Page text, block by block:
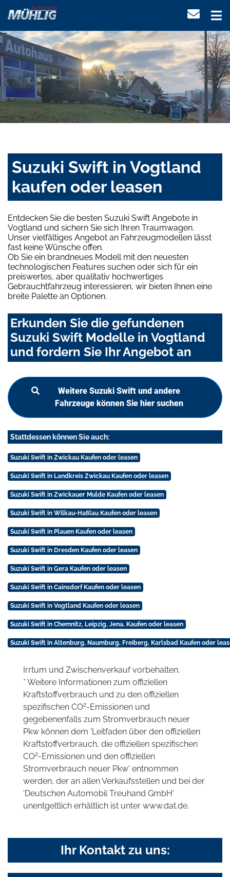
Suzuki Swift in Vogtland
kaufen oder leasen
Entdecken Sie die besten Suzuki Swift Angebote in
Vogtland und sichern Sie sich Ihren Traumwagen.
Unser vielfältiges Angebot an Fahrzeugmodellen lässt
fast keine Wünsche offen.
Ob Sie ein brandneues Modell mit den neuesten
technologischen Features suchen oder sich für ein
preiswertes, aber qualitativ hochwertiges
Gebrauchtfahrzeug interessieren, wir bieten Ihnen eine
breite Palette an Optionen.
Erkunden Sie die gefundenen
Suzuki Swift Modelle in Vogtland
und fordern Sie Ihr Angebot an
Weitere Suzuki Swift und andere
Fahrzeuge können Sie hier suchen
Stattdessen können Sie auch:
Suzuki Swift in Zwickau Kaufen oder leasen
Suzuki Swift in Landkreis Zwickau Kaufen oder leasen
Suzuki Swift in Zwickauer Mulde Kaufen oder leasen
Suzuki Swift in Wilkau-Haßlau Kaufen oder leasen
Suzuki Swift in Plauen Kaufen oder leasen
Suzuki Swift in Dresden Kaufen oder leasen
Suzuki Swift in Gera Kaufen oder leasen
Suzuki Swift in Cainsdorf Kaufen oder leasen
Suzuki Swift in Vogtland Kaufen oder leasen
Suzuki Swift in Chemnitz, Leipzig, Jena, Kaufen oder leasen
Suzuki Swift in Altenburg, Naumburg, Freiberg, Karlsbad Kaufen oder
Irrtum und Zwischenverkauf vorbehalten.
* Weitere Informationen zum offiziellen
Kraftstoffverbrauch und zu den offiziellen
spezifischen CO2-Emissionen und
gegebenenfalls zum Stromverbrauch neuer
Pkw können dem 'Leitfaden über den offiziellen
Kraftstoffverbrauch, die offiziellen spezifischen
CO2-Emissionen und den offiziellen
Stromverbrauch neuer Pkw' entnommen
werden, der an allen Verkaufsstellen und bei der
'Deutschen Automobil Treuhand GmbH'
unentgeltlich erhältlich ist unter www.dat.de.
Ihr Kontakt zu uns: